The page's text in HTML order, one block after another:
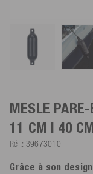
MESLE
11 CM | 40
Réf.: 39673010
Grâce à son